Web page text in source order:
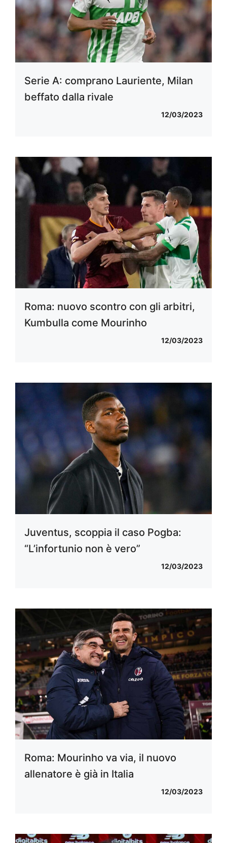
Serie A: comprano Lauriente, Milan
beffato dalla rivale
12/03/2023
Roma: nuovo scontro con gli arbitri,
Kumbulla come Mourinho
12/03/2023
Juventus, scoppia il caso Pogba:
“L’infortunio non è vero”
12/03/2023
Roma: Mourinho va via, il nuovo
allenatore è già in Italia
12/03/2023